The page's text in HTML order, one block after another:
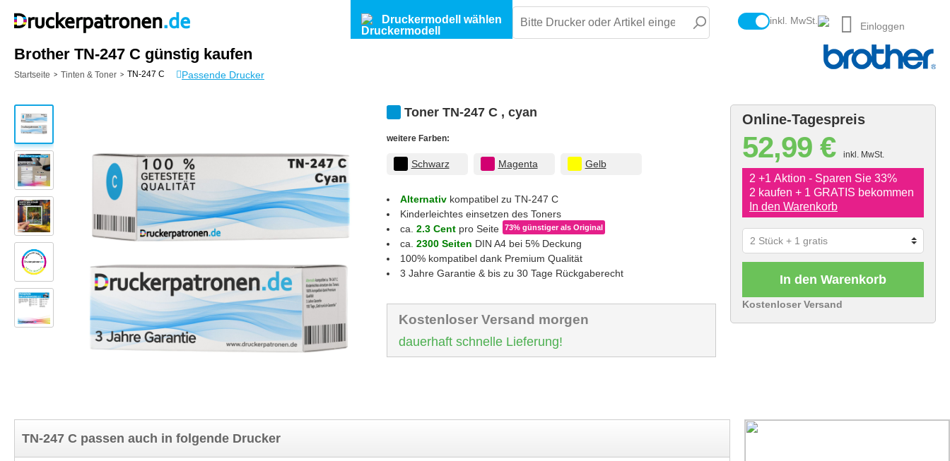
Druckermodell wählen inkl. MwSt. Einloggen
Brother TN-247 C günstig kaufen
Startseite > Tinten & Toner > TN-247 C Passende Drucker
Toner TN-247 C , cyan
weitere Farben:
Schwarz Magenta Gelb
Alternativ kompatibel zu TN-247 C
Kinderleichtes einsetzen des Toners
ca. 2.3 Cent pro Seite 73% günstiger als Original
ca. 2300 Seiten DIN A4 bei 5% Deckung
100% kompatibel dank Premium Qualität
3 Jahre Garantie & bis zu 30 Tage Rückgaberecht
Kostenloser Versand morgen
dauerhaft schnelle Lieferung!
Online-Tagespreis
52,99 € inkl. MwSt.
2 +1 Aktion - Sparen Sie 33%
2 kaufen + 1 GRATIS bekommen
In den Warenkorb
In den Warenkorb
Kostenloser Versand
TN-247 C passen auch in folgende Drucker